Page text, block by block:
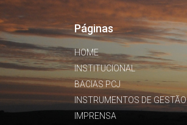
Páginas
HOME
INSTITUCIONAL
BACIAS PCJ
INSTRUMENTOS DE GESTÃO
IMPRENSA